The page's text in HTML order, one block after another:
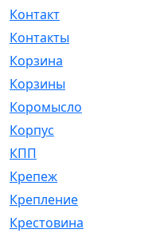
Контакт
Контакты
Корзина
Корзины
Коромысло
Корпус
КПП
Крепеж
Крепление
Крестовина